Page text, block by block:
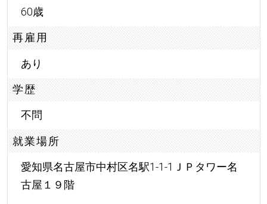
60歳
再雇用
あり
学歴
不問
就業場所
愛知県名古屋市中村区名駅1-1-1ＪＰタワー名
古屋１９階